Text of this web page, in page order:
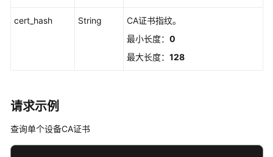
成
CA
证
cert_hash String
CA证书指纹。
最小长度： 0
最大长度： 128
请求示例
查询单个设备CA证书